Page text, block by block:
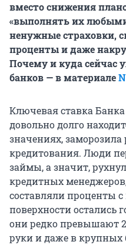
вместо снижения
«выполнять их
ненужные страховки,
проценты и даже
Почему и куда сейчас
банков — в материале
Ключевая ставка
довольно долго
значениях, заморозила
кредитования. Люди
займы, а значит,
кредитных менеджеров,
составляли проценты
поверхности остались
они редко превышают
руки и даже в крупных